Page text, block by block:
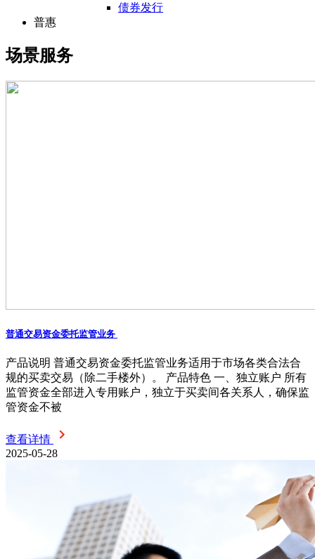
债券发行
普惠
场景服务
普通交易资金委托监管业务
产品说明 普通交易资金委托监管业务适用于市场各类合法合
规的买卖交易（除二手楼外）。 产品特色 一、独立账户 所有
监管资金全部进入专用账户，独立于买卖间各关系人，确保监
管资金不被
查看详情
2025-05-28